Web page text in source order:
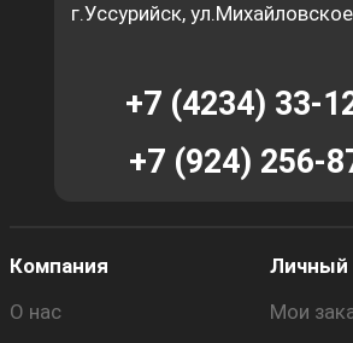
г.Уссурийск,
+7 (4234) 33-
+7 (924) 256-
Компания
О нас
Личный
Мои